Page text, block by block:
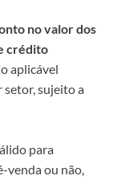
no valor dos
crédito
aplicável
setor, sujeito a
para
venda ou não,